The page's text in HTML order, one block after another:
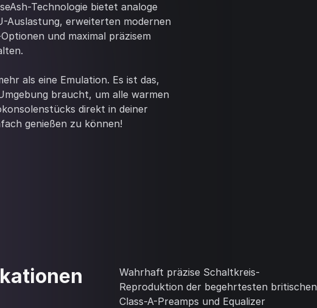
Technologie bietet analoge
Auslastung, erweiterten modernen
und maximal präzisem
als eine Emulation. Es ist das,
braucht, um alle warmen
direkt in deiner
genießen zu können!
Wahrhaft präzise Schaltkreis-
Reproduktion der begehrtesten britischen
Class-A-Preamps und Equalizer